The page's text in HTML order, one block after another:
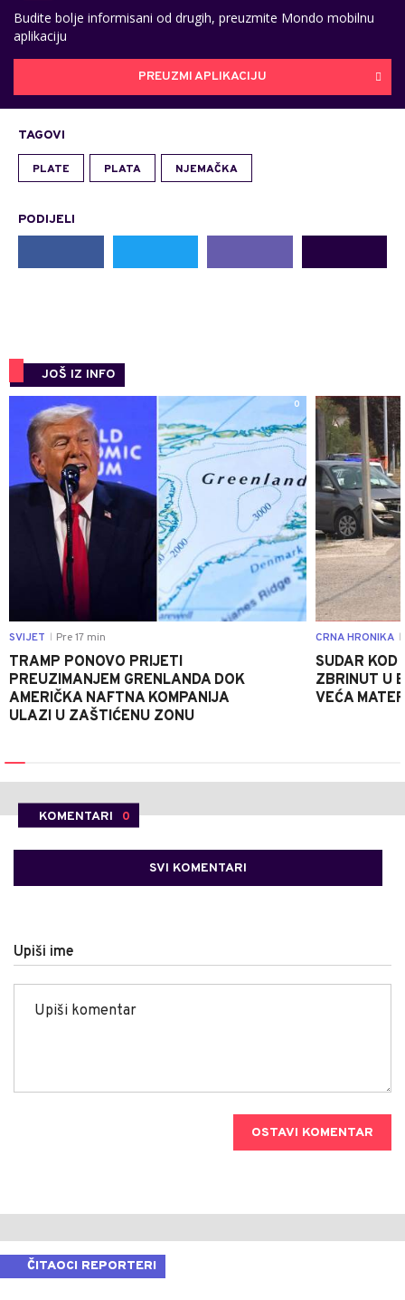
Budite bolje informisani od drugih, preuzmite Mondo mobilnu
aplikaciju
PREUZMI APLIKACIJU
TAGOVI
PLATE PLATA NJEMAČKA
PODIJELI
JOŠ IZ INFO
0
SVIJET Pre 17 min
TRAMP PONOVO PRIJETI
PREUZIMANJEM GRENLANDA DOK
AMERIČKA NAFTNA KOMPANIJA
ULAZI U ZAŠTIĆENU ZONU
CRNA HRONIKA
SUDAR KOD
ZBRINUT U
VEĆA
KOMENTARI 0
SVI KOMENTARI
Upiši ime
OSTAVI KOMENTAR
ČITAOCI REPORTERI